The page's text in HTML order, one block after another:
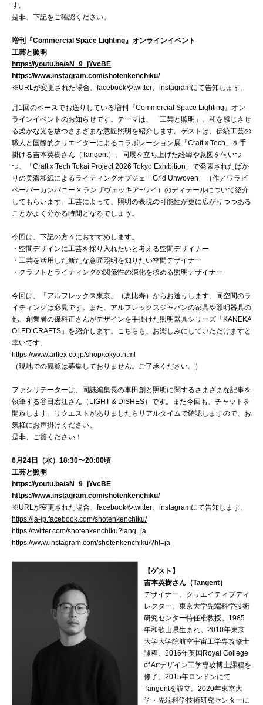
す。
是非、下記をご確認ください。
増刊『Commercial Space Lighting』オンラインイベント
工芸と照明
https://youtu.be/aN_9_jYvcBE
https://www.instagram.com/shotenkenchiku/
※URLが変更された場合、facebookやtwitter、instagramにて告知します。
月1回のペースでお送りしている増刊『Commercial Space Lighting』オン
ラインイベントのお知らせです。テーマは、「工芸と照明」。和を感じさせ
る柔かな光を放つさまざまな意匠照明を紹介します。ゲストは、伝統工芸の
職人と国際的クリエイターによるコラボレーション展「Craft x Tech」を手
掛ける吉本英樹さん（Tangent）。同展を立ち上げた経緯や意図を伺いつ
つ、「Craft x Tech Tokai Project 2026 Tokyo Exhibition」で発表されたばか
りの美濃和紙によるライティングオブジェ「Grid Unwoven」（作／ワラビ
ペーパーカンパニー × ランザヴェッキア+ワイ）のディテールについて紹介
してもらいます。工芸によって、照明の表現の可能性が更に広がりつつある
ことがよく分かる時間となるでしょう。
今回は、下記の方々におすすめします。
・空間デザインに工芸を採り入れたいと考える空間デザイナー
・工芸を活用した新たな意匠照明を知りたい空間デザイナー
・クラフトとライティングの関係性の深化を求める照明デザイナー
今回は、「アルフレックス東京」（恵比寿）からお送りします。同空間のラ
イティングは必見です。また、アルフレックスジャパンの家具や照明器具の
他、創業者の保科正さんがデザインを手掛けた照明器具シリーズ「KANEKA
OLED CRAFTS」を紹介します。こちらも、お楽しみにしていただけますと
幸いです。
https://www.arflex.co.jp/shop/tokyo.html
（現地での観覧は募集しておりません。ご了承ください。）
ファシリテーターは、同誌編集長の車田創と照明に関するさまざまな記事を
執筆する谷田宏江さん（LIGHT & DISHES）です。また今回も、チャットを
開放します。リクエストがありましたらリアルタイムで確認しますので、お
気軽にお声掛けください。
是非、ご覧ください！
6月24日（水）18:30〜20:00頃
工芸と照明
https://youtu.be/aN_9_jYvcBE
https://www.instagram.com/shotenkenchiku/
※URLが変更された場合、facebookやtwitter、instagramにて告知します。
https://ja-jp.facebook.com/shotenkenchiku/
https://twitter.com/shotenkenchiku?lang=ja
https://www.instagram.com/shotenkenchiku/?hl=ja
【ゲスト】
吉本英樹さん（Tangent）
デザイナー、クリエイティブディ
レクター。東京大学先端科学技術
研究センター特任准教授。1985
年和歌山県生まれ。2010年東京
大学大学院航空宇宙工学専攻修士
課程、2016年英国Royal College
of Artデザイン工学専攻博士課程を
修了。2015年ロンドンにて
Tangentを設立。2020年東京大
学・先端科学技術研究センターに